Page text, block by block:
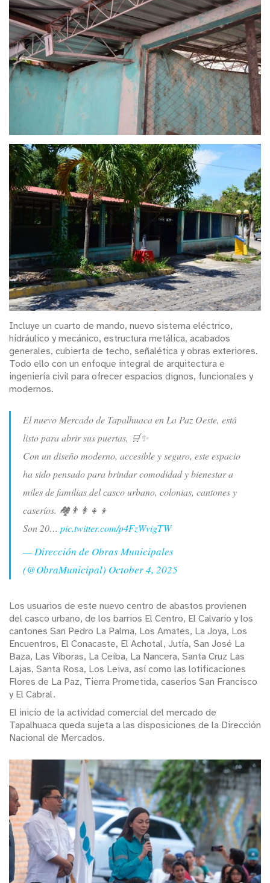
Incluye un cuarto de mando, nuevo sistema eléctrico,
hidráulico y mecánico, estructura metálica, acabados
generales, cubierta de techo, señalética y obras exteriores.
Todo ello con un enfoque integral de arquitectura e
ingeniería civil para ofrecer espacios dignos, funcionales y
modernos.
El nuevo Mercado de Tapalhuaca en La Paz Oeste, está
listo para abrir sus puertas, 🛒✨
Con un diseño moderno, accesible y seguro, este espacio
ha sido pensado para brindar comodidad y bienestar a
miles de familias del casco urbano, colonias, cantones y
caseríos. 🏘️👨‍👩‍👧‍👦
Son 20… pic.twitter.com/p4FzWvigTW
— Dirección de Obras Municipales
(@ObraMunicipal) October 4, 2025
Los usuarios de este nuevo centro de abastos provienen
del casco urbano, de los barrios El Centro, El Calvario y los
cantones San Pedro La Palma, Los Amates, La Joya, Los
Encuentros, El Conacaste, El Achotal, Jutía, San José La
Baza, Las Víboras, La Ceiba, La Nancera, Santa Cruz Las
Lajas, Santa Rosa, Los Leiva, así como las lotificaciones
Flores de La Paz, Tierra Prometida, caseríos San Francisco
y El Cabral.
El inicio de la actividad comercial del mercado de
Tapalhuaca queda sujeta a las disposiciones de la Dirección
Nacional de Mercados.